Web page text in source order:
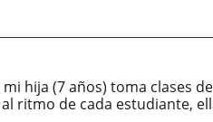
hija (7 años) toma clases
ritmo de cada estudiante,